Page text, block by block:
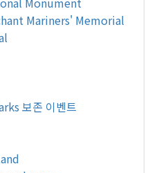
Mariners' Memorial
보존 이벤트